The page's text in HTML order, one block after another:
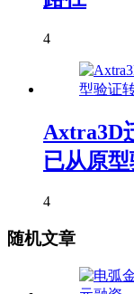
4
Axtra3D
已从原
4
随机文章